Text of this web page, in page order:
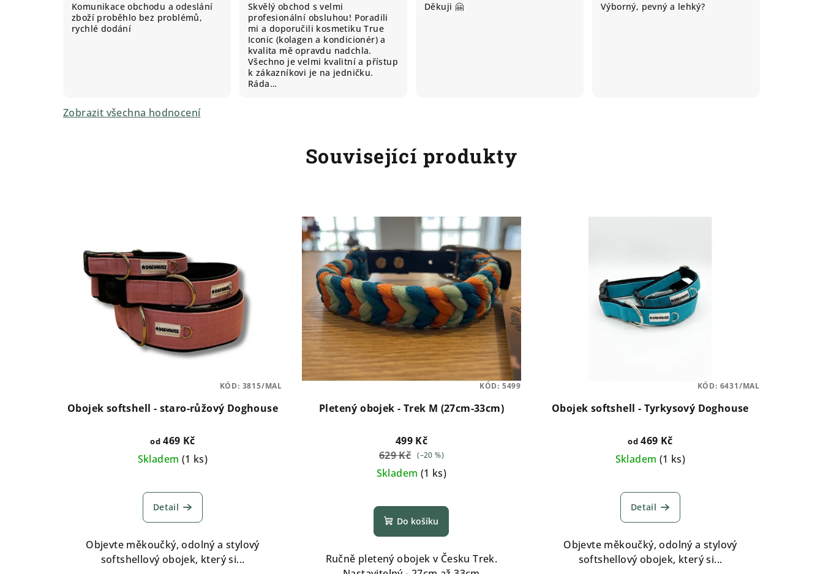
Komunikace obchodu a odeslání
zboží proběhlo bez problémů,
rychlé dodání
Skvělý obchod s velmi
profesionální obsluhou! Poradili
mi a doporučili kosmetiku True
Iconic (kolagen a kondicionér) a
kvalita mě opravdu nadchla.
Všechno je velmi kvalitní a přístup
k zákazníkovi je na jedničku.
Ráda…
Děkuji 🤗 Výborný, pevný a lehký?
Zobrazit všechna hodnocení
Související produkty
Obojek softshell - staro-růžový Doghouse
od469 Kč
Skladem (1 ks)
Detail
Objevte měkoučký, odolný a stylový
softshellový obojek, který si...
KÓD: 3815/MAL
Pletený obojek - Trek M (27cm-33cm)
499 Kč
629 Kč (–20 %)
Skladem (1 ks)
Do košíku
Ručně pletený obojek v Česku Trek.
KÓD: 5499
Obojek softshell - Tyrkysový Doghouse
od469 Kč
Skladem (1 ks)
Detail
Objevte měkoučký, odolný a stylový
softshellový obojek, který si...
KÓD: 6431/MAL